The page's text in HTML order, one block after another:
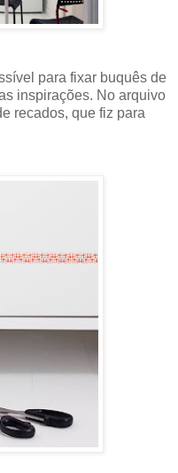
para fixar buquês de
inspirações. No arquivo
recados, que fiz para